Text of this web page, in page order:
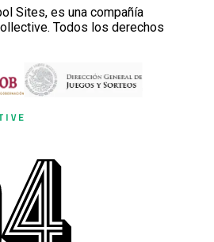
Sites, es una compañía
Todos los derechos